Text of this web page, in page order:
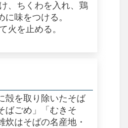
、ちくわを入れ、鶏
味をつける。
を止める。
殻を取り除いたそば
ばごめ」「むきそ
はそばの名産地・